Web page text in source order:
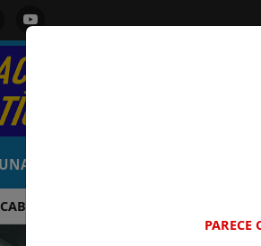
VENCE ELEIÇÃO DO GOL MAIS